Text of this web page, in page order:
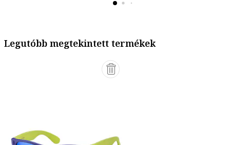
Legutóbb megtekintett termékek